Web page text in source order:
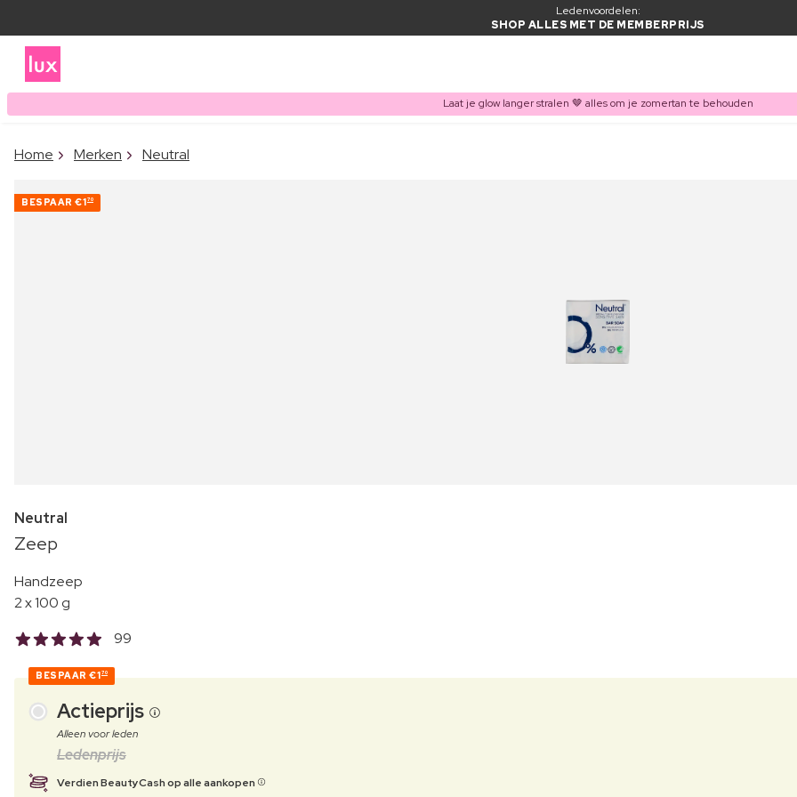
Ledenvoordelen:
SHOP ALLES MET DE MEMBERPRIJS
Laat je glow langer stralen 🤎 alles om je zomertan te behouden
Home Merken Neutral
BESPAAR €170
Neutral
Zeep
Handzeep
2 x 100 g
99
BESPAAR €170
Actieprijs
Alleen voor leden
Ledenprijs
Verdien BeautyCash op alle aankopen